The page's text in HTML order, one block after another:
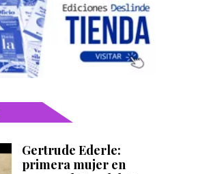
Gertrude Ederle:
primera mujer en